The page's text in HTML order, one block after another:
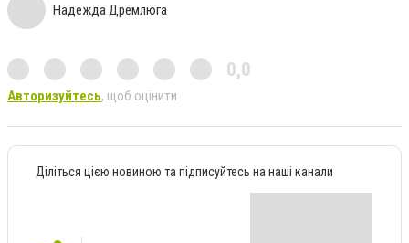
Надежда Дремлюга
0,0
Авторизуйтесь, щоб оцінити
Діліться цією новиною та підписуйтесь на наші канали